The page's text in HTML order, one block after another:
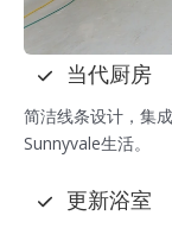
当代厨房
简洁线条设计，集
Sunnyvale生活。
更新浴室